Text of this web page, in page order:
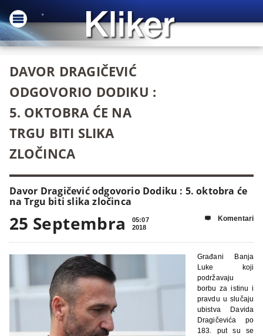
DAVOR DRAGIČEVIĆ
ODGOVORIO DODIKU :
5. OKTOBRA ĆE NA
TRGU BITI SLIKA
ZLOČINCA
Davor Dragičević odgovorio Dodiku : 5. oktobra će
na Trgu biti slika zločinca
25 Septembra
05:07
2018
 Komentari
Građani Banja
Luke koji
podržavaju
borbu za istinu i
pravdu u slučaju
ubistva Davida
Dragičevića po
183. put su se